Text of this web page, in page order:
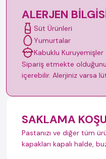
ALERJEN
Süt Ürünleri
Yumurtalar
Kabuklu Kuruyemişler
Sipariş etmekte
içerebilir. Alerjiniz varsa
SAKLAMA
Pastanızı ve diğer tüm
kapakları kapalı halde,